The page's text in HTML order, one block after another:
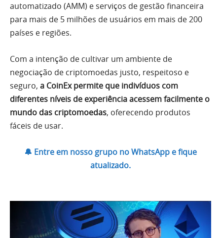
automatizado (AMM) e serviços de gestão financeira
para mais de 5 milhões de usuários em mais de 200
países e regiões.
Com a intenção de cultivar um ambiente de
negociação de criptomoedas justo, respeitoso e
seguro, a CoinEx permite que indivíduos com
diferentes níveis de experiência acessem facilmente o
mundo das criptomoedas, oferecendo produtos
fáceis de usar.
🔔 Entre em nosso grupo no WhatsApp e fique
atualizado.